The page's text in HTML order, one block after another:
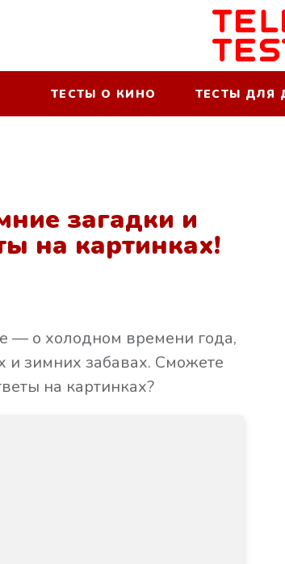
ТЕСТЫ О КИНО ТЕСТЫ ДЛЯ
загадки и
на картинках!
— о холодном времени года,
и зимних забавах. Сможете
на картинках?